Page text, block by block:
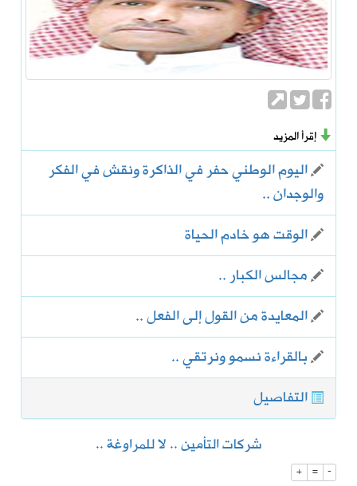
إقرأ المزيد
اليوم الوطني حفر في الذاكرة ونقش في الفكر
والوجدان ..
الوقت هو خادم الحياة
مجالس الكبار ..
المعايدة من القول إلى الفعل ..
بالقراءة نسمو ونرتقي ..
التفاصيل
شركات التأمين .. لا للمراوغة ..‎
+ = -